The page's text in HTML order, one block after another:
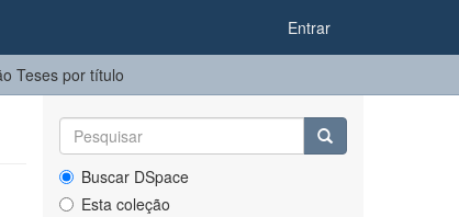
Entrar
Teses por título
Buscar DSpace
Esta coleção